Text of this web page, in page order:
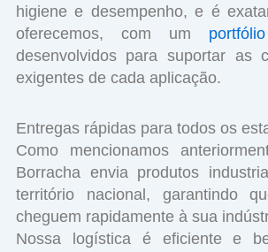
higiene e desempenho, e é
oferecemos, com um
desenvolvidos para suportar as
exigentes de cada aplicação.
Entregas rápidas para todos os
Como mencionamos
Borracha envia produtos
território nacional, garantindo
cheguem rapidamente à sua
Nossa logística é eficiente e